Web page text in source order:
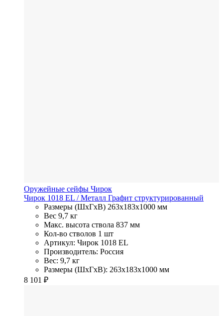
Оружейные сейфы Чирок
Чирок 1018 EL / Металл Графит структурированный
Размеры (ШхГхВ) 263x183x1000 мм
Вес 9,7 кг
Макс. высота ствола 837 мм
Кол-во стволов 1 шт
Артикул: Чирок 1018 EL
Производитель: Россия
Вес: 9,7 кг
Размеры (ШхГхВ): 263x183x1000 мм
8 101 ₽